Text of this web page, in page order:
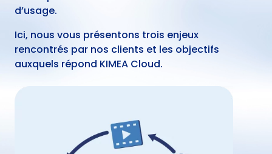
d’usage.
Ici, nous vous présentons trois enjeux
rencontrés par nos clients et les objectifs
auxquels répond KIMEA Cloud.